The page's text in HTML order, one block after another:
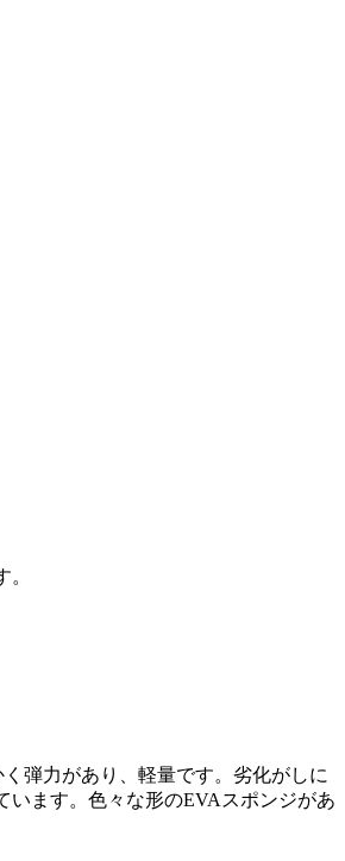
弾力があり、軽量です。劣化がしに
います。色々な形のEVAスポンジがあ